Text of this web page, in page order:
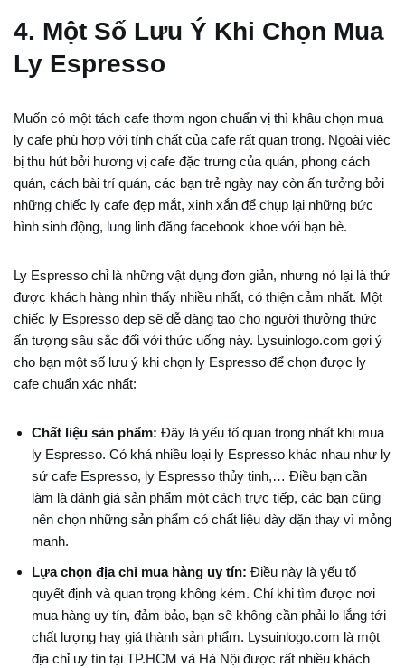
4. Một Số Lưu Ý Khi Chọn Mua
Ly Espresso
Muốn có một tách cafe thơm ngon chuẩn vị thì khâu chọn mua
ly cafe phù hợp với tính chất của cafe rất quan trọng. Ngoài việc
bị thu hút bởi hương vị cafe đặc trưng của quán, phong cách
quán, cách bài trí quán, các bạn trẻ ngày nay còn ấn tưởng bởi
những chiếc ly cafe đẹp mắt, xinh xắn để chụp lại những bức
hình sinh động, lung linh đăng facebook khoe với bạn bè.
Ly Espresso chỉ là những vật dụng đơn giản, nhưng nó lại là thứ
được khách hàng nhìn thấy nhiều nhất, có thiện cảm nhất. Một
chiếc ly Espresso đẹp sẽ dễ dàng tạo cho người thưởng thức
ấn tượng sâu sắc đối với thức uống này. Lysuinlogo.com gợi ý
cho bạn một số lưu ý khi chọn ly Espresso để chọn được ly
cafe chuẩn xác nhất:
Chất liệu sản phẩm: Đây là yếu tố quan trọng nhất khi mua
ly Espresso. Có khá nhiều loại ly Espresso khác nhau như ly
sứ cafe Espresso, ly Espresso thủy tinh,… Điều bạn cần
làm là đánh giá sản phẩm một cách trực tiếp, các bạn cũng
nên chọn những sản phẩm có chất liệu dày dặn thay vì mỏng
manh.
Lựa chọn địa chỉ mua hàng uy tín: Điều này là yếu tố
quyết định và quan trọng không kém. Chỉ khi tìm được nơi
mua hàng uy tín, đảm bảo, bạn sẽ không cần phải lo lắng tới
chất lượng hay giá thành sản phẩm. Lysuinlogo.com là một
địa chỉ uy tín tại TP.HCM và Hà Nội được rất nhiều khách